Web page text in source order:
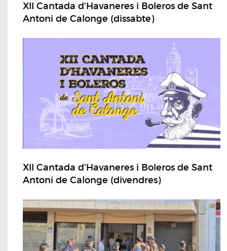
XII Cantada d'Havaneres i Boleros de Sant
Antoni de Calonge (dissabte)
XII Cantada d'Havaneres i Boleros de Sant
Antoni de Calonge (divendres)